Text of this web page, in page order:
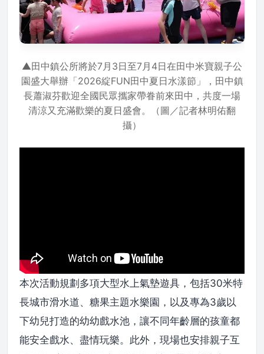
▲田中鎮公所將於7月3日至7月4日在田中米寶親子公
園盛大舉辦「2026綻FUN田中夏日水漾節」，田中鎮
長蕭淑芬歡迎全國民眾攜家帶眷前來田中，共度一場
清涼又充滿歡樂的夏日盛會。（圖／記者林明佑翻
攝）
本次活動規劃多項大型水上氣墊遊具，包括30米特
長城市滑水道、糖果主題水樂園，以及專為3歲以
下幼兒打造的幼幼戲水池，讓不同年齡層的孩童都
能安全戲水、盡情玩樂。此外，現場也安排親子互